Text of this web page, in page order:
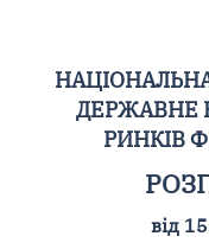
ДЕРЖАВНЕ
РИНКІВ
від